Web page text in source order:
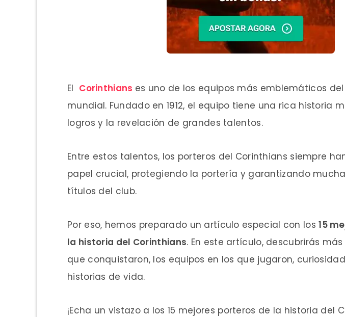
El Corinthians es uno de los equipos más emblemáticos
mundial. Fundado en 1912, el equipo tiene una rica historia
logros y la revelación de grandes talentos.
Entre estos talentos, los porteros del Corinthians siempre
papel crucial, protegiendo la portería y garantizando
títulos del club.
Por eso, hemos preparado un artículo especial con los15
la historia del Corinthians. En este artículo, descubrirás
que conquistaron, los equipos en los que jugaron,
historias de vida.
¡Echa un vistazo a los 15 mejores porteros de la historia del